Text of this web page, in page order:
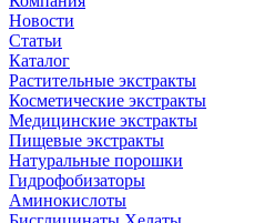
Новости
Статьи
Каталог
Растительные экстракты
Косметические экстракты
Медицинские экстракты
Пищевые экстракты
Натуральные порошки
Гидрофобизаторы
Аминокислоты